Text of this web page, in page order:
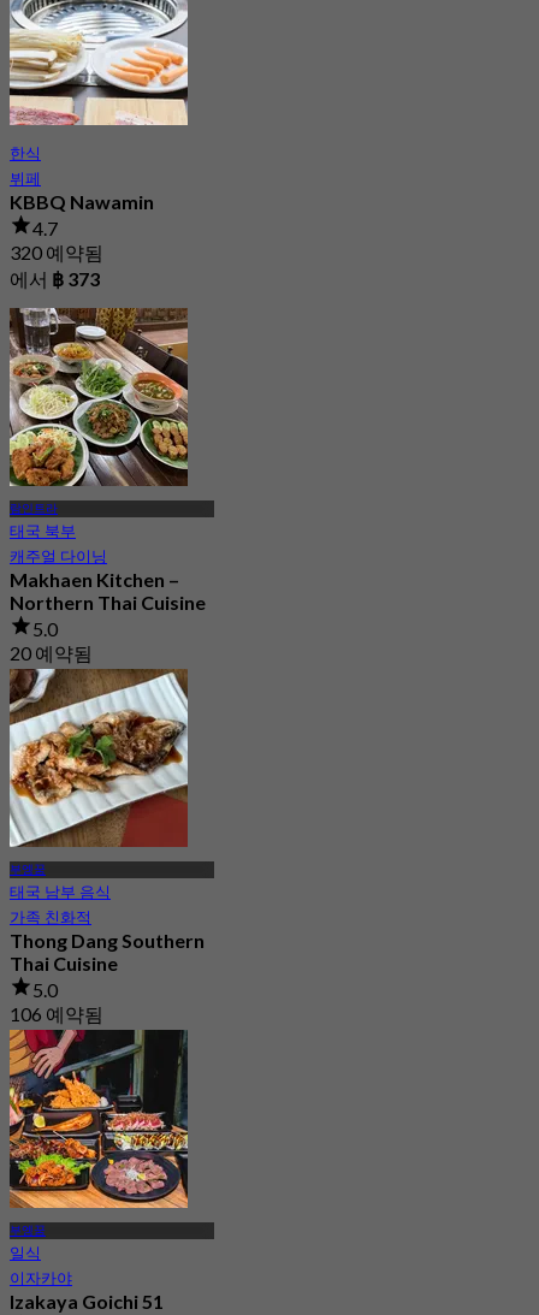
한식
뷔페
KBBQ Nawamin
4.7
320 예약됨
에서 ฿ 373
람인트라
태국 북부
캐주얼 다이닝
Makhaen Kitchen –
Northern Thai Cuisine
5.0
20 예약됨
에서฿ 210
부엥꿈
태국 남부 음식
가족 친화적
Thong Dang Southern
Thai Cuisine
5.0
106 예약됨
에서 ฿ 225
부엥꿈
일식
이자카야
Izakaya Goichi 51